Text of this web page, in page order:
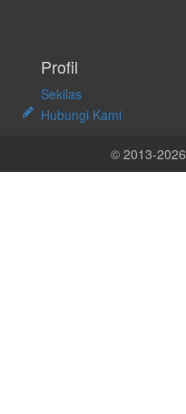
Profil
Sekilas
Hubungi Kami
© 2013-2026